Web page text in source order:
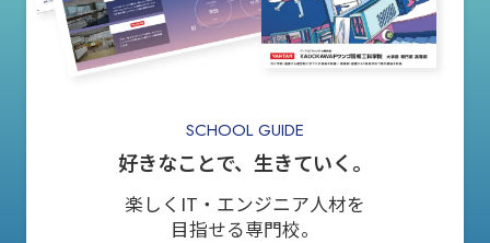
SCHOOL GUIDE
好きなことで、生きていく。
楽しくIT・エンジニア人材を
目指せる専門校。